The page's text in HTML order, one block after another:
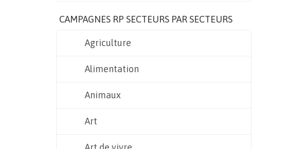
CAMPAGNES RP SECTEURS PAR SECTEURS
Agriculture
Alimentation
Animaux
Art